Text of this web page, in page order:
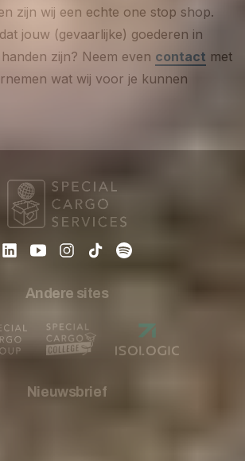
zijn wij een echte one stop shop.
jouw (gevaarlijke) goederen in
zijn? Neem even contact met
wat wij voor je kunnen
Andere sites
Nieuwsbrief